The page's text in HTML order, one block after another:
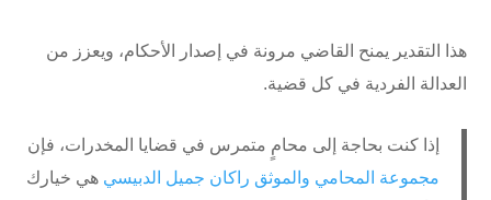
هذا التقدير يمنح القاضي مرونة في إصدار الأحكام، ويعزز من
العدالة الفردية في كل قضية.
إذا كنت بحاجة إلى محامٍ متمرس في قضايا المخدرات، فإن
مجموعة المحامي والموثق راكان جميل الدبيسي هي خيارك